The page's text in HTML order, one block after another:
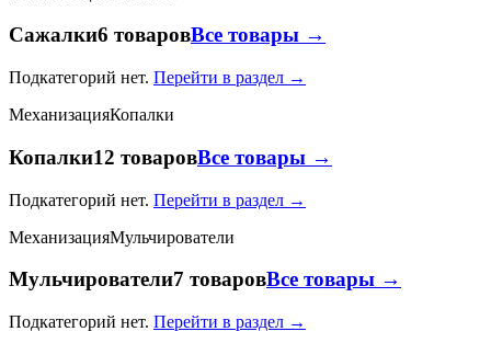
Сажалки6 товаровВсе товары →
Подкатегорий нет. Перейти в раздел →
МеханизацияКопалки
Копалки12 товаровВсе товары →
Подкатегорий нет. Перейти в раздел →
МеханизацияМульчирователи
Мульчирователи7 товаровВсе товары →
Подкатегорий нет. Перейти в раздел →